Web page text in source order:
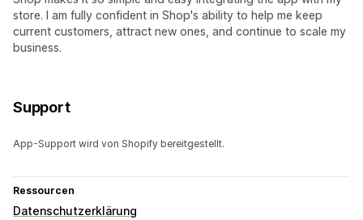
store. I am fully confident in Shop's ability to help me keep
current customers, attract new ones, and continue to scale my
business.
Support
App-Support wird von Shopify bereitgestellt.
Ressourcen
Datenschutzerklärung